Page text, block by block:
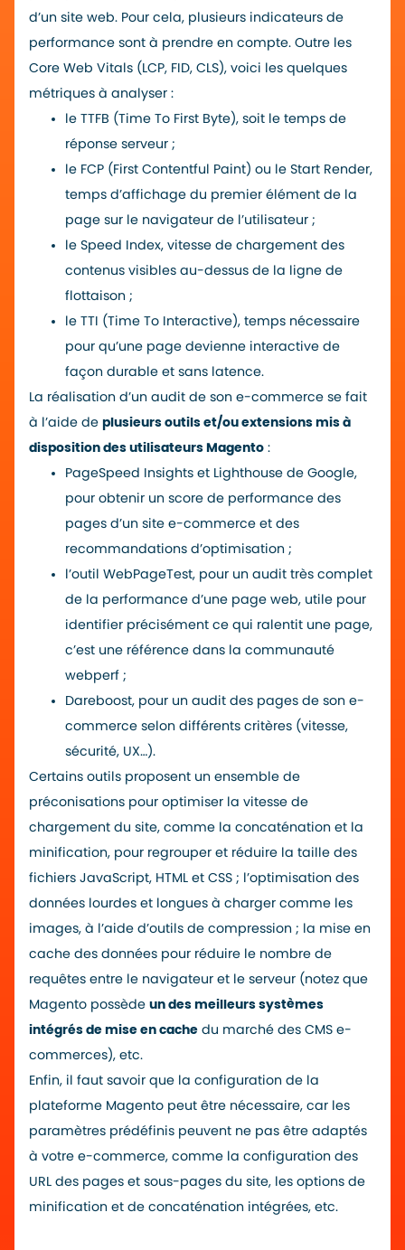
d’un site web. Pour cela, plusieurs indicateurs de
performance sont à prendre en compte. Outre les
Core Web Vitals (LCP, FID, CLS), voici les quelques
métriques à analyser :
le TTFB (Time To First Byte), soit le temps de
réponse serveur ;
le FCP (First Contentful Paint) ou le Start Render,
temps d’affichage du premier élément de la
page sur le navigateur de l’utilisateur ;
le Speed Index, vitesse de chargement des
contenus visibles au-dessus de la ligne de
flottaison ;
le TTI (Time To Interactive), temps nécessaire
pour qu’une page devienne interactive de
façon durable et sans latence.
La réalisation d’un audit de son e-commerce se fait
à l’aide de plusieurs outils et/ou extensions mis à
disposition des utilisateurs Magento :
PageSpeed Insights et Lighthouse de Google,
pour obtenir un score de performance des
pages d’un site e-commerce et des
recommandations d’optimisation ;
l’outil WebPageTest, pour un audit très complet
de la performance d’une page web, utile pour
identifier précisément ce qui ralentit une page,
c’est une référence dans la communauté
webperf ;
Dareboost, pour un audit des pages de son e-
commerce selon différents critères (vitesse,
sécurité, UX…).
Certains outils proposent un ensemble de
préconisations pour optimiser la vitesse de
chargement du site, comme la concaténation et la
minification, pour regrouper et réduire la taille des
fichiers JavaScript, HTML et CSS ; l’optimisation des
données lourdes et longues à charger comme les
images, à l’aide d’outils de compression ; la mise en
cache des données pour réduire le nombre de
requêtes entre le navigateur et le serveur (notez que
Magento possède un des meilleurs systèmes
intégrés de mise en cache du marché des CMS e-
commerces), etc.
Enfin, il faut savoir que la configuration de la
plateforme Magento peut être nécessaire, car les
paramètres prédéfinis peuvent ne pas être adaptés
à votre e-commerce, comme la configuration des
URL des pages et sous-pages du site, les options de
minification et de concaténation intégrées, etc.